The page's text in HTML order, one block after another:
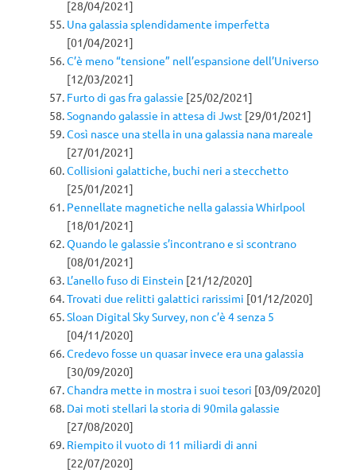
[28/04/2021]
Una galassia splendidamente imperfetta
[01/04/2021]
C’è meno “tensione” nell’espansione dell’Universo
[12/03/2021]
Furto di gas fra galassie [25/02/2021]
Sognando galassie in attesa di Jwst [29/01/2021]
Così nasce una stella in una galassia nana mareale
[27/01/2021]
Collisioni galattiche, buchi neri a stecchetto
[25/01/2021]
Pennellate magnetiche nella galassia Whirlpool
[18/01/2021]
Quando le galassie s’incontrano e si scontrano
[08/01/2021]
L’anello fuso di Einstein [21/12/2020]
Trovati due relitti galattici rarissimi [01/12/2020]
Sloan Digital Sky Survey, non c’è 4 senza 5
[04/11/2020]
Credevo fosse un quasar invece era una galassia
[30/09/2020]
Chandra mette in mostra i suoi tesori [03/09/2020]
Dai moti stellari la storia di 90mila galassie
[27/08/2020]
Riempito il vuoto di 11 miliardi di anni
[22/07/2020]